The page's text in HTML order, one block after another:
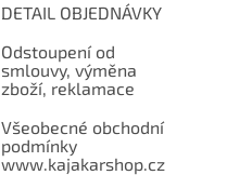
DETAIL OBJEDNÁVKY
Odstoupení od
smlouvy, výměna
zboží, reklamace
Všeobecné obchodní
podmínky
www.kajakarshop.cz